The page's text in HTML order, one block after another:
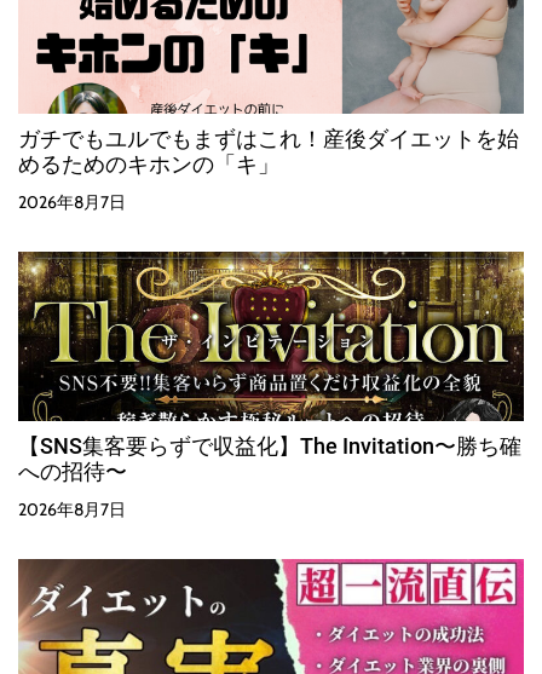
ガチでもユルでもまずはこれ！産後ダイエットを始
めるためのキホンの「キ」
2026年8月7日
【SNS集客要らずで収益化】The Invitation〜勝ち確
への招待〜
2026年8月7日